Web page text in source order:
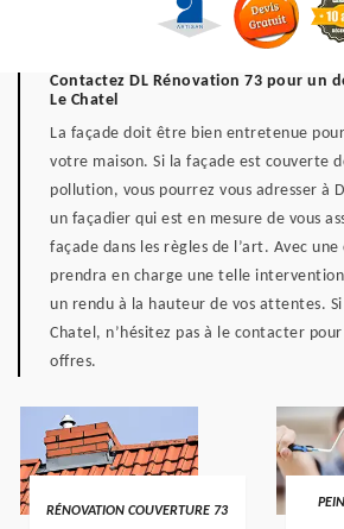
Contactez DL Rénovation 73 pour un
Le Chatel
La façade doit être bien entretenue
votre maison. Si la façade est couverte
pollution, vous pourrez vous adresser à
un façadier qui est en mesure de vous
façade dans les règles de l’art. Avec
prendra en charge une telle
un rendu à la hauteur de vos attentes. Si
Chatel, n’hésitez pas à le contacter
offres.
RÉNOVATION COUVERTURE 73